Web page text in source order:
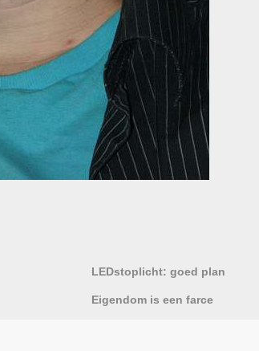
LEDstoplicht: goed plan
Eigendom is een farce